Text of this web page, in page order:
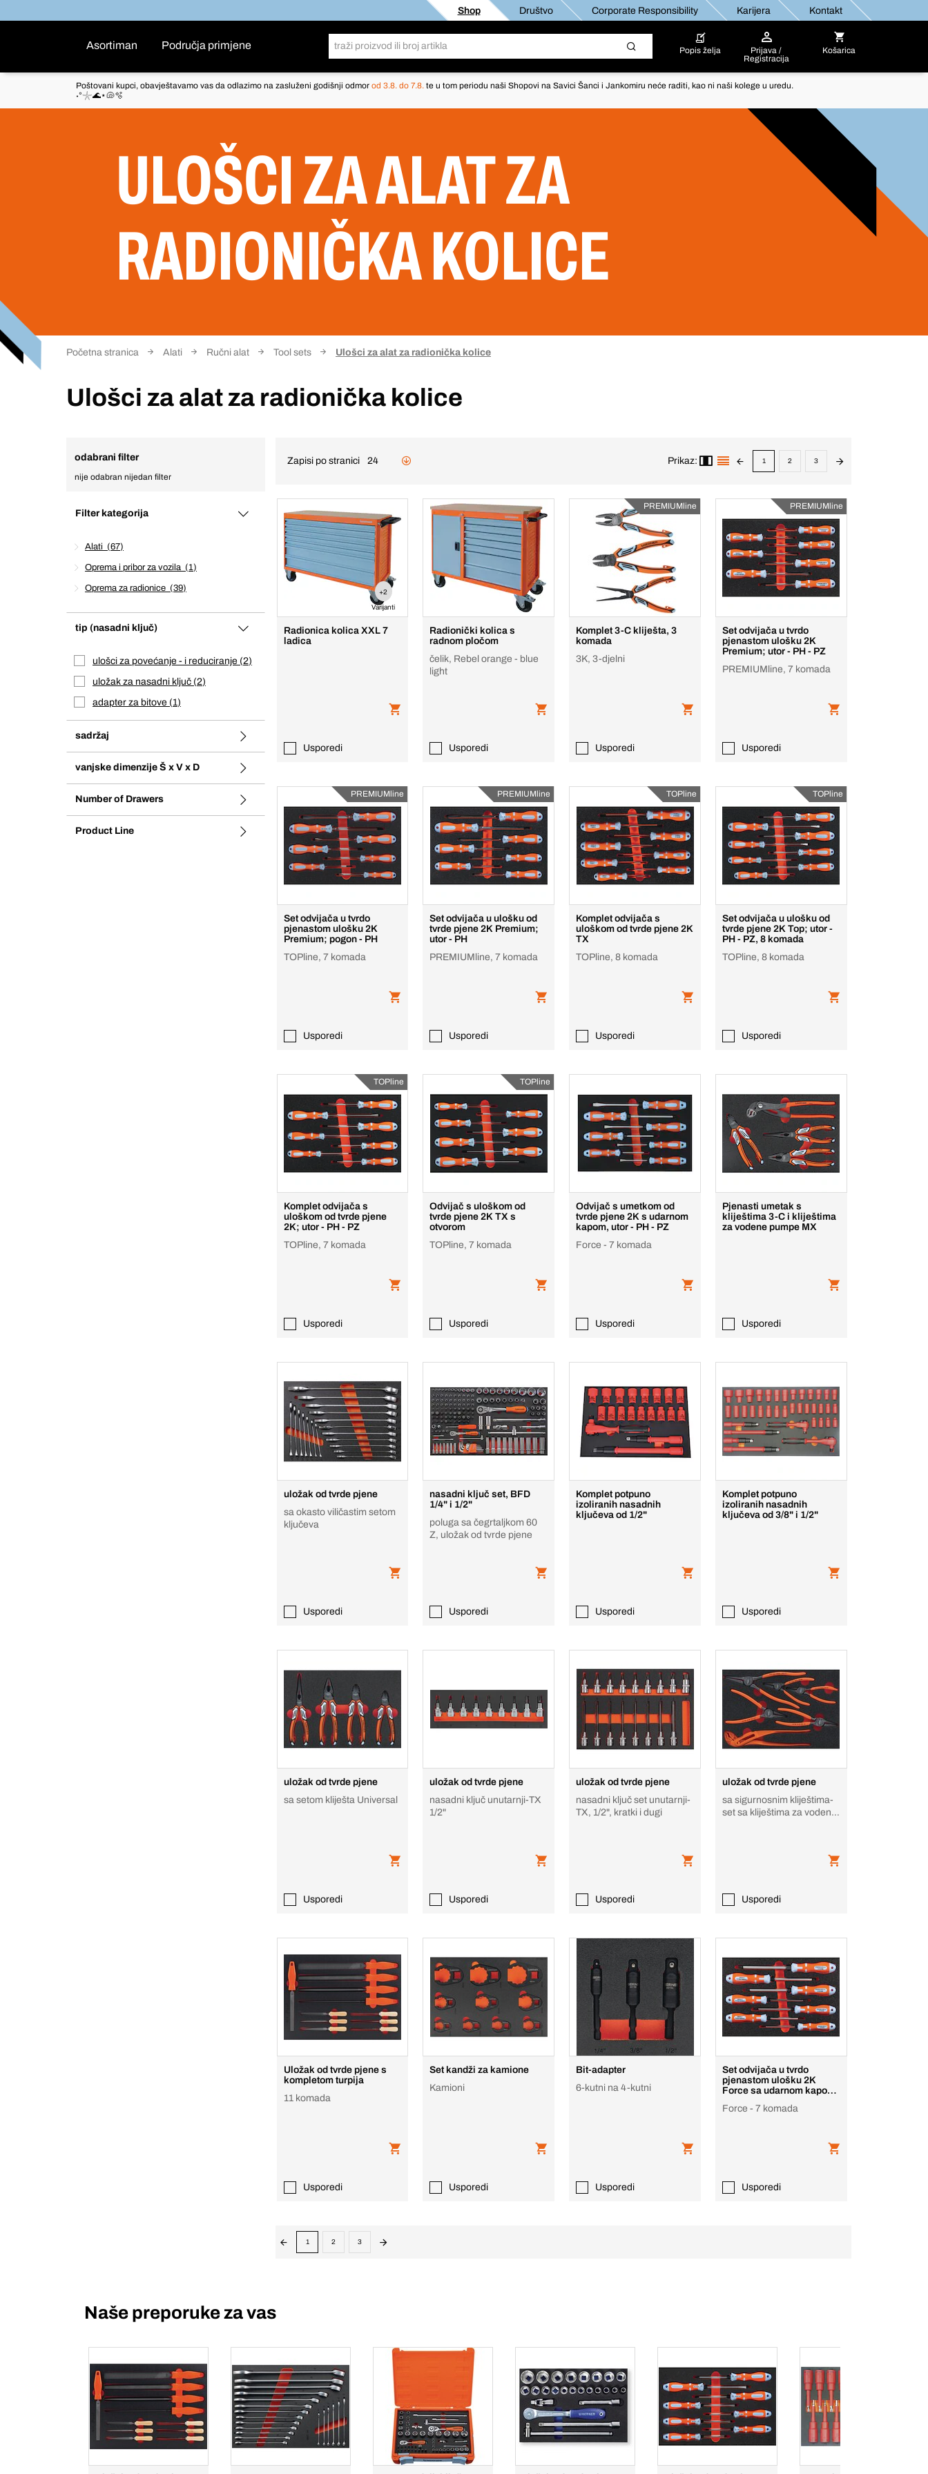
Shop Društvo Corporate Responsibility Karijera Kontakt
Asortiman Područja primjene Popis želja
Prijava /
Registracija
Košarica
Poštovani kupci, obavještavamo vas da odlazimo na zasluženi godišnji odmor od 3.8. do 7.8. te u tom periodu naši Shopovi na Savici Šanci i Jankomiru neće raditi, kao ni naši kolege u uredu.
˖°𓇼🌊⋆🐚🫧
ULOŠCI ZA ALAT ZA
RADIONIČKA KOLICE
Početna stranica Alati Ručni alat Tool sets Ulošci za alat za radionička kolice
Ulošci za alat za radionička kolice
odabrani filter
nije odabran nijedan filter
Filter kategorija
Alati 67
Oprema i pribor za vozila 1
Oprema za radionice 39
tip (nasadni ključ)
ulošci za povećanje - i reduciranje 2
uložak za nasadni ključ 2
adapter za bitove
1
sadržaj
vanjske dimenzije Š x V x D
Number of Drawers
Product Line
Zapisi po stranici 24 Prikaz: 1 2 3
+2
Varijanti
Radionica kolica XXL 7
ladica
Usporedi
Radionički kolica s
radnom pločom
čelik, Rebel orange - blue
light
Usporedi
PREMIUMline
Komplet 3-C kliješta, 3
komada
3K, 3-djelni
Usporedi
PREMIUMline
Set odvijača u tvrdo
pjenastom ulošku 2K
Premium; utor - PH - PZ
PREMIUMline, 7 komada
Usporedi
PREMIUMline
Set odvijača u tvrdo
pjenastom ulošku 2K
Premium; pogon - PH
TOPline, 7 komada
Usporedi
PREMIUMline
Set odvijača u ulošku od
tvrde pjene 2K Premium;
utor - PH
PREMIUMline, 7 komada
Usporedi
TOPline
Komplet odvijača s
uloškom od tvrde pjene 2K
TX
TOPline, 8 komada
Usporedi
TOPline
Set odvijača u ulošku od
tvrde pjene 2K Top; utor -
PH - PZ, 8 komada
TOPline, 8 komada
Usporedi
TOPline
Komplet odvijača s
uloškom od tvrde pjene
2K; utor - PH - PZ
TOPline, 7 komada
Usporedi
TOPline
Odvijač s uloškom od
tvrde pjene 2K TX s
otvorom
TOPline, 7 komada
Usporedi
Odvijač s umetkom od
tvrde pjene 2K s udarnom
kapom, utor - PH - PZ
Force - 7 komada
Usporedi
Pjenasti umetak s
kliještima 3-C i kliještima
za vodene pumpe MX
Usporedi
uložak od tvrde pjene
sa okasto viličastim setom
ključeva
Usporedi
nasadni ključ set, BFD
1/4" i 1/2"
poluga sa čegrtaljkom 60
Z, uložak od tvrde pjene
Usporedi
Komplet potpuno
izoliranih nasadnih
ključeva od 1/2"
Usporedi
Komplet potpuno
izoliranih nasadnih
ključeva od 3/8" i 1/2"
Usporedi
uložak od tvrde pjene
sa setom kliješta Universal
Usporedi
uložak od tvrde pjene
nasadni ključ unutarnji-TX
1/2"
Usporedi
uložak od tvrde pjene
nasadni ključ set unutarnji-
TX, 1/2", kratki i dugi
Usporedi
uložak od tvrde pjene
sa sigurnosnim kliještima-
set sa kliještima za vodenu
Usporedi
Uložak od tvrde pjene s
kompletom turpija
11 komada
Usporedi
Set kandži za kamione
Kamioni
Usporedi
Bit-adapter
6-kutni na 4-kutni
Usporedi
Set odvijača u tvrdo
pjenastom ulošku 2K
Force sa udarnom kapom,
Force - 7 komada
Usporedi
1 2 3
Naše preporuke za vas